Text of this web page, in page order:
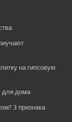
на гипсовую
для дома
3 признака